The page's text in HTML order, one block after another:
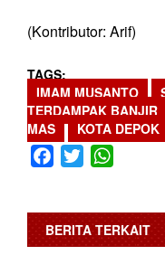
(Kontributor: Arif)
TAGS
IMAM MUSANTO
TERDAMPAK BANJIR
MAS
KOTA DEPOK
Facebook
Twitter
BERITA TERKAIT